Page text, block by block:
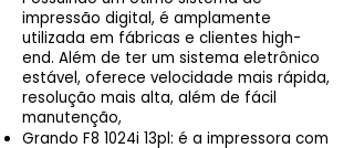
impressão digital, é amplamente
utilizada em fábricas e clientes high-
end. Além de ter um sistema eletrônico
estável, oferece velocidade mais rápida,
resolução mais alta, além de fácil
manutenção,
Grando F8 1024i 13pl: é a impressora com